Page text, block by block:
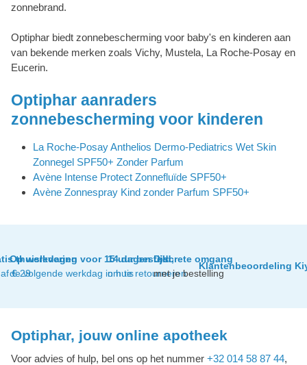
zonnebrand.
Optiphar biedt zonnebescherming voor baby's en kinderen aan
van bekende merken zoals Vichy, Mustela, La Roche-Posay en
Eucerin.
Optiphar aanraders
zonnebescherming voor kinderen
La Roche-Posay Anthelios Dermo-Pediatrics Wet Skin
Zonnegel SPF50+ Zonder Parfum
Avène Intense Protect Zonnefluïde SPF50+
Avène Zonnespray Kind zonder Parfum SPF50+
thuislevering
€ 29
Op werkdagen voor 15 uur besteld,
de volgende werkdag in huis
14 dagen tijd
om te retourneren
Discrete omgang
met je bestelling
Klantenbeoordeling
Optiphar, jouw online apotheek
Voor advies of hulp, bel ons op het nummer +32 014 58 87 44,